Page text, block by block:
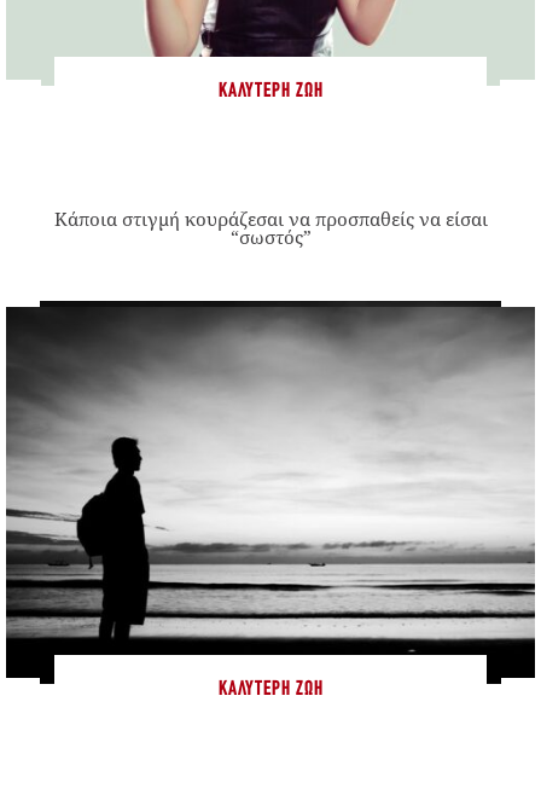
ΚΑΛΎΤΕΡΗ ΖΩΉ
Κάποια στιγμή κουράζεσαι να προσπαθείς να είσαι
“σωστός”
ΚΑΛΎΤΕΡΗ ΖΩΉ